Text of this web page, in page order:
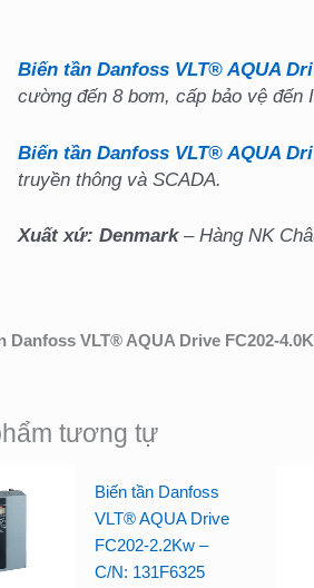
Biến tần Danfoss VLT® AQUA
cường đến 8 bơm, cấp bảo vệ đến
Biến tần Danfoss VLT® AQUA
truyền thông và SCADA.
Xuất xứ: Denmark– Hàng NK
Danfoss VLT® AQUA Drive FC202-
tương tự
Biến tần Danfoss
VLT® AQUA Drive
FC202-2.2Kw –
C/N: 131F6325